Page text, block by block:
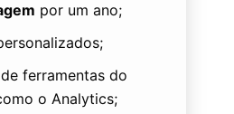
por um ano;
ferramentas do
o Analytics;